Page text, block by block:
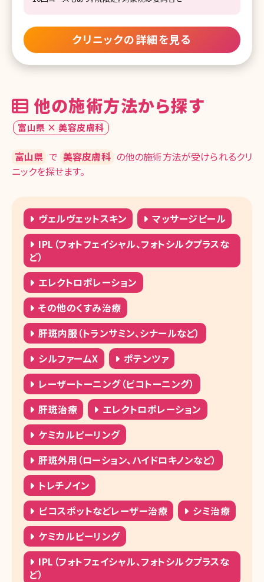
クリニックの詳細を見る
他の施術方法から探す
富山県 × 美容皮膚科
富山県 で 美容皮膚科 の他の施術方法が受けられるクリ
ニックを探せます。
ヴェルヴェットスキン
マッサージピール
IPL（フォトフェイシャル、フォトシルクプラスな
ど）
エレクトロポレーション
その他のくすみ治療
肝斑内服（トランサミン、シナールなど）
シルファームX
ポテンツァ
レーザートーニング（ピコトーニング）
肝斑治療
エレクトロポレーション
ケミカルピーリング
肝斑外用（ローション、ハイドロキノンなど）
トレチノイン
ピコスポットなどレーザー治療
シミ治療
ケミカルピーリング
IPL（フォトフェイシャル、フォトシルクプラスな
ど）